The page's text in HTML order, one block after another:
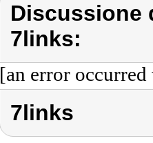
Discussione
7links:
[an error
7links